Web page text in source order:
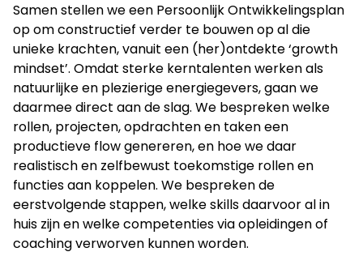
Samen stellen we een Persoonlijk Ontwikkelingsplan
op om constructief verder te bouwen op al die
unieke krachten, vanuit een (her)ontdekte ‘growth
mindset’. Omdat sterke kerntalenten werken als
natuurlijke en plezierige energiegevers, gaan we
daarmee direct aan de slag. We bespreken welke
rollen, projecten, opdrachten en taken een
productieve flow genereren, en hoe we daar
realistisch en zelfbewust toekomstige rollen en
functies aan koppelen. We bespreken de
eerstvolgende stappen, welke skills daarvoor al in
huis zijn en welke competenties via opleidingen of
coaching verworven kunnen worden.